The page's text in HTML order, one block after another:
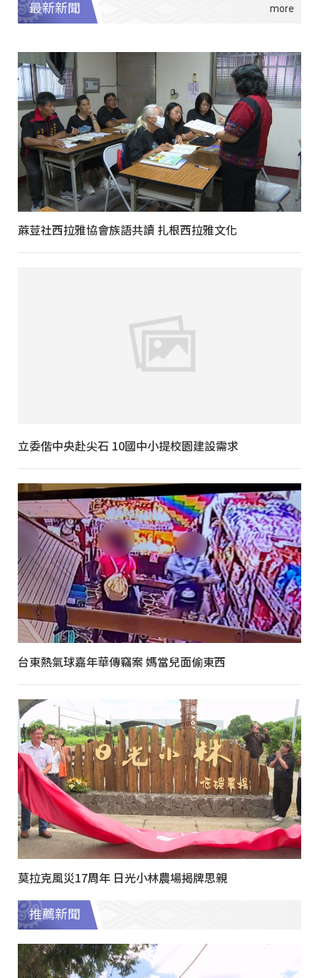
最新新聞
蔴荳社西拉雅協會族語共讀 扎根西拉雅文化
立委偕中央赴尖石 10國中小提校園建設需求
台東熱氣球嘉年華傳竊案 媽當兒面偷東西
莫拉克風災17周年 日光小林農場揭牌思親
推薦新聞